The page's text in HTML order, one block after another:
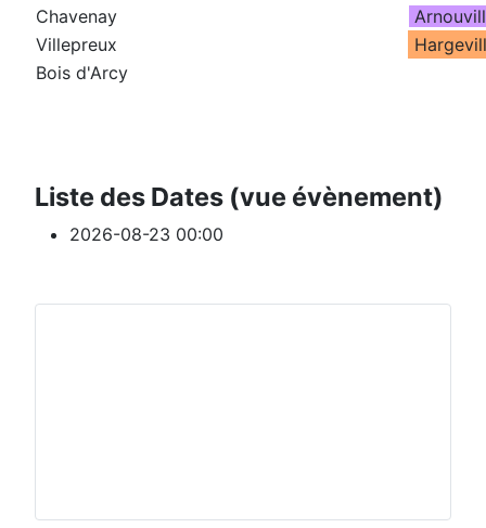
Chavenay
Villepreux
Bois d'Arcy
Liste des Dates (vue évènement)
2026-08-23 00:00